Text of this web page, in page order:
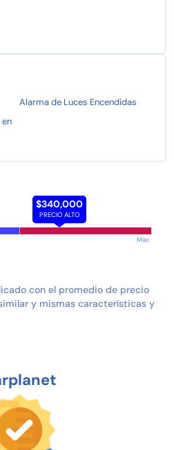
Alarma de Luces Encendidas
$340,000
PRECIO ALTO
Max
con el promedio de precio
y mismas características y